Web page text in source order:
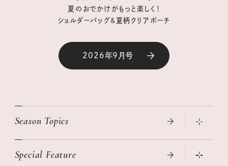
夏のおでかけがもっと楽しく！
ショルダーバッグ&夏柄クリアポーチ
2026年9月号
Season Topics
真夏のひんやりグッズ 2026
Special Feature